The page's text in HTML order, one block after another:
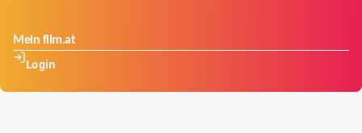
Mein film.at
Login